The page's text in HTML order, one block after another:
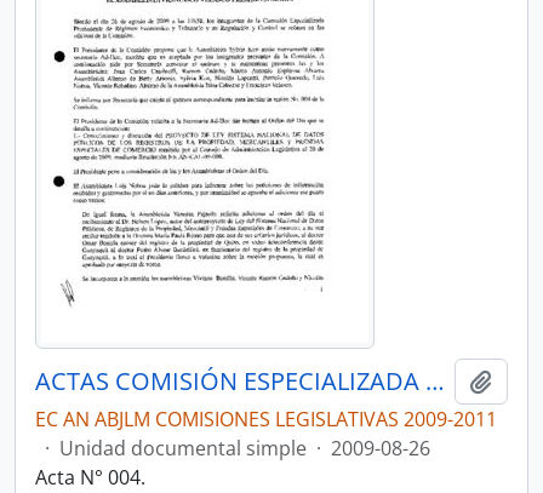
ACTAS COMISIÓN ESPECIALIZADA PERMANENTE DEL RÉGIMEN ECONÓMICO Y TRIBUTARIO Y SU REGULACIÓN Y CONTROL
EC AN ABJLM COMISIONES LEGISLATIVAS 2009-2011
· Unidad documental simple · 2009-08-26
Acta N° 004.